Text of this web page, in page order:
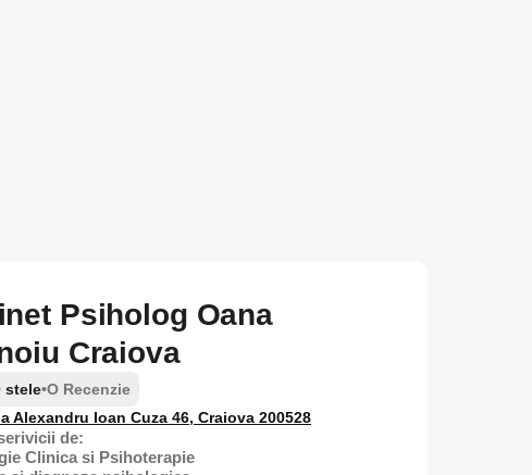
Psiholog Oana
Craiova
stele•O Recenzie
Alexandru Ioan Cuza 46, Craiova 200528
de:
Clinica si Psihoterapie